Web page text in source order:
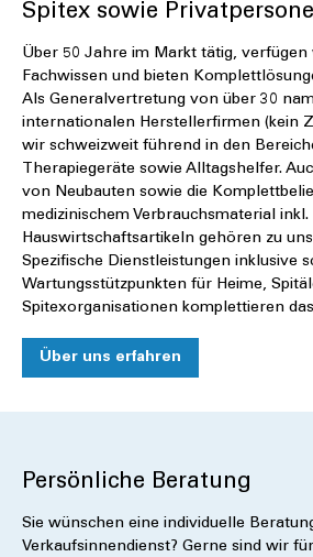
Spitex sowie
Über 50 Jahre im Markt tätig,
Fachwissen und bieten
Als Generalvertretung von über 30
internationalen Herstellerfirmen (kein
wir schweizweit führend in den
Therapiegeräte sowie Alltagshelfer.
von Neubauten sowie die
medizinischem Verbrauchsmaterial inkl.
Hauswirtschaftsartikeln gehören zu
Spezifische Dienstleistungen inklusive
Wartungsstützpunkten für Heime,
Spitexorganisationen komplettieren
Über uns erfahren
Persönliche Beratung
Sie wünschen eine individuelle
Verkaufsinnendienst? Gerne sind wir